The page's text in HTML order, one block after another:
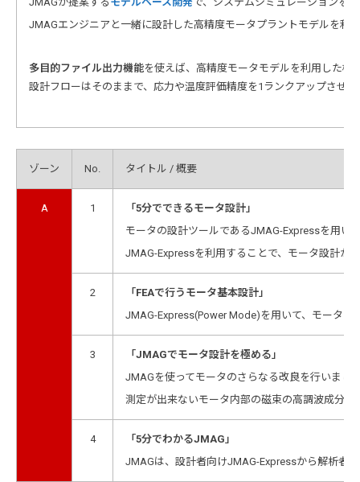
JMAGエンジニアと一緒に設計した高精度モータプラントモデルを
多目的ファイル出力機能を使えば、高精度モータモデルを利用した構
設計フローはそのままで、応力や温度評価精度を1ランクアップさせ
ゾーン No. タイトル / 概要
A 1
「5分でできるモータ設計」
モータの設計ツールであるJMAG-Expressを用い
JMAG-Expressを利用することで、モータ設計が
2
「FEAで行うモータ基本設計」
JMAG-Express(Power Mode)を用いて、モータ
3
「JMAGでモータ設計を極める」
JMAGを使ってモータのさらなる改良を行いまし
測定が出来ないモータ内部の磁束の高調波成分
4
「5分でわかるJMAG」
JMAGは、設計者向けJMAG-Expressから解析者